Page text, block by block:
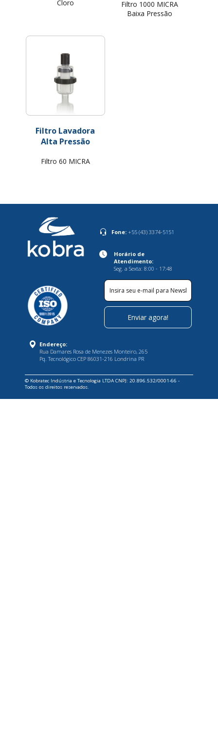
Cloro
Filtro 1000 MICRA
Baixa Pressão
Filtro Lavadora
Alta Pressão
Filtro 60 MICRA
Endereço:
Rua Damares Rosa de Menezes Monteiro, 265
Pq. Tecnológico CEP 86031-216 Londrina PR
Fone: +55 (43) 3374-5151
Horário de
Atendimento:
Seg. a Sexta: 8:00 - 17:48
© Kobratec Indústria e Tecnologia LTDA CNPJ: 20.896.532/0001-66 -
Todos os direitos reservados.